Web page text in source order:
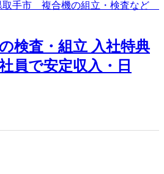
検査・組立 入社特典
員で安定収入・日